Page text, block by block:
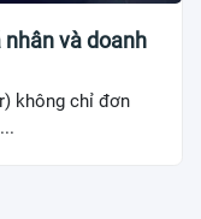
và doanh
không chỉ đơn